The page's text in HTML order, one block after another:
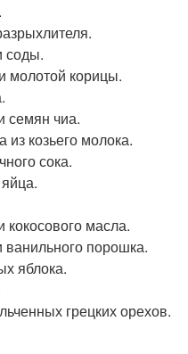
соды.
молотой корицы.
семян чиа.
из козьего молока.
сока.
масла.
порошка.
яблока.
грецких орехов.